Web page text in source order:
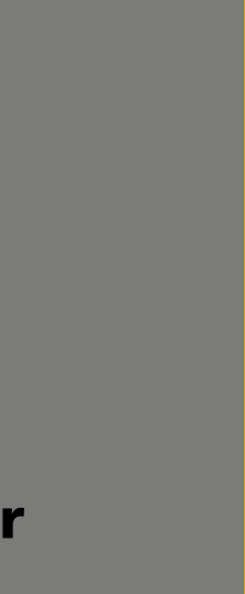
verbraucher
lammertzhof/
www.instagram.com/
https://www.youtube.com/
Externer Link zu https://